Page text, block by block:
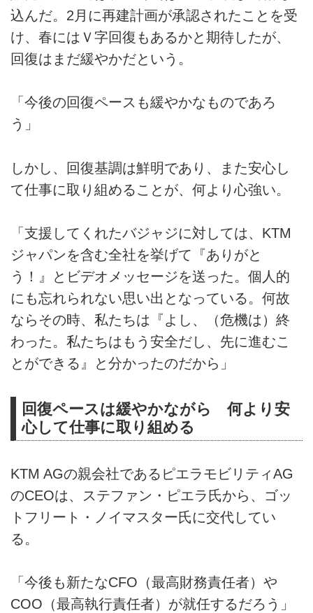
込んだ。2月に再建計画が承認されたことを受
け、春にはＶ字回復もあるかと期待したが、
回復はまだ緩やかだという。
「今後の回復ペースも緩やかなものであろ
う」
しかし、回復基調は鮮明であり、また安心し
て仕事に取り組めることが、何より心強い。
「支援してくれたバジャジに対しては、KTM
ジャパンを含む全社を挙げて『ありがと
う！』とビデオメッセージを送った。個人的
にも忘れられない思い出となっている。何故
ならその時、私たちは『よし、（危機は）終
わった。私たちはもう安全だし、先に進むこ
とができる』と分かったのだから」
回復ペースは緩やかながら 何より安
心して仕事に取り組める
KTM AGの親会社であるピエラモビリティAG
のCEOは、ステファン・ピエラ氏から、ゴッ
トフリート・ノイマスター氏に交代してい
る。
「今後も新たなCFO（最高財務責任者）や
COO（最高執行責任者）が就任するだろう」